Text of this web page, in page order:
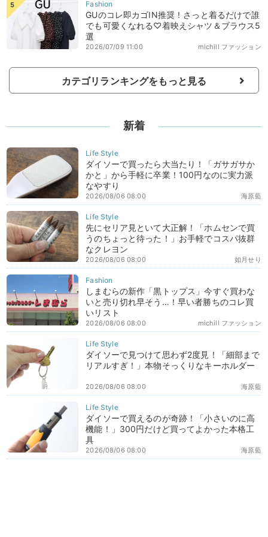
GUのコレ即カゴIN推奨！さっと着るだけで誰
でも可愛くなれる♡着映えシャツ＆ブラウス5
選
michill ファッション
2026/07/09 11:00
カテゴリランキングをもっと見る
新着
ダイソーで買ったら大当たり！「ガサガサか
かと」から手軽に卒業！100円なのに実力派
なやすり
海原藍
2026/08/06 08:00
先にセリア見といて大正解！「ホムセンで買
うのちょっと待った！」お手軽でコスパ抜群
なクレヨン
如月せり
2026/08/06 08:00
しまむらの新作「黒トップス」今すぐ買わな
いと売り切れ早そう…！早い者勝ちのコレ買
いリスト
michill ファッション
2026/08/06 08:00
ダイソーで見つけて思わず2度見！「細部まで
リアルすぎ！」本物そっくりなキーホルダー
海原藍
2026/08/06 08:00
ダイソーで買えるのが奇跡！「小さいのに高
機能！」300円だけど買ってよかった本格工
具
海原藍
2026/08/06 08:00